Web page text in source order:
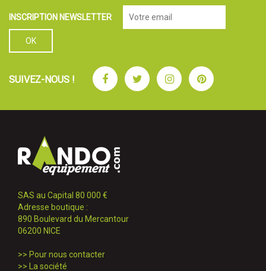
INSCRIPTION NEWSLETTER
SUIVEZ-NOUS ! FacebookTwitterInstagramPinterest
SAS au Capital 80 000 €
Adresse boutique :
890 Boulevard du Mercantour
06200 NICE
>> Pour nous contacter
>>
La société